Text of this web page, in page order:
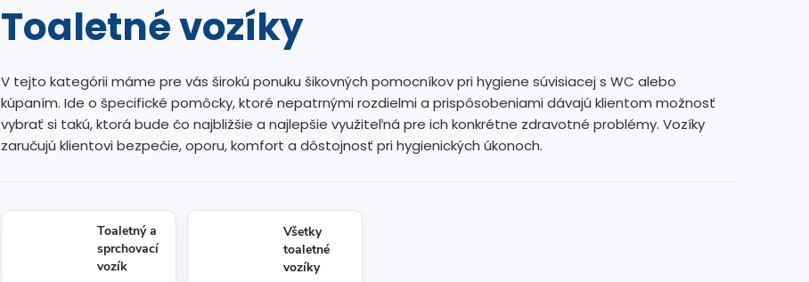
Toaletné vozíky
V tejto kategórii máme pre vás širokú ponuku šikovných pomocníkov pri hygiene súvisiacej s WC alebo
kúpaním. Ide o špecifické pomôcky, ktoré nepatrnými rozdielmi a prispôsobeniami dávajú klientom možnosť
vybrať si takú, ktorá bude čo najbližšie a najlepšie využiteľná pre ich konkrétne zdravotné problémy. Vozíky
zaručujú klientovi bezpečie, oporu, komfort a dôstojnosť pri hygienických úkonoch.
Toaletný a
sprchovací
vozík
Všetky
toaletné
vozíky